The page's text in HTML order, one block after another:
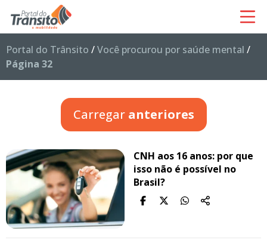
Portal do Trânsito /Você procurou por saúde mental /
Página 32
Carregar anteriores
CNH aos 16 anos: por que
isso não é possível no
Brasil?